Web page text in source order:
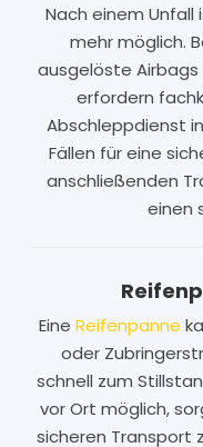
Nach einem
mehr möglich.
ausgelöste
erfordern
Abschleppdienst in
Fällen für eine
anschließenden
einen
Eine Reifenpanne
oder
schnell zum
vor Ort möglich,
sicheren Transport